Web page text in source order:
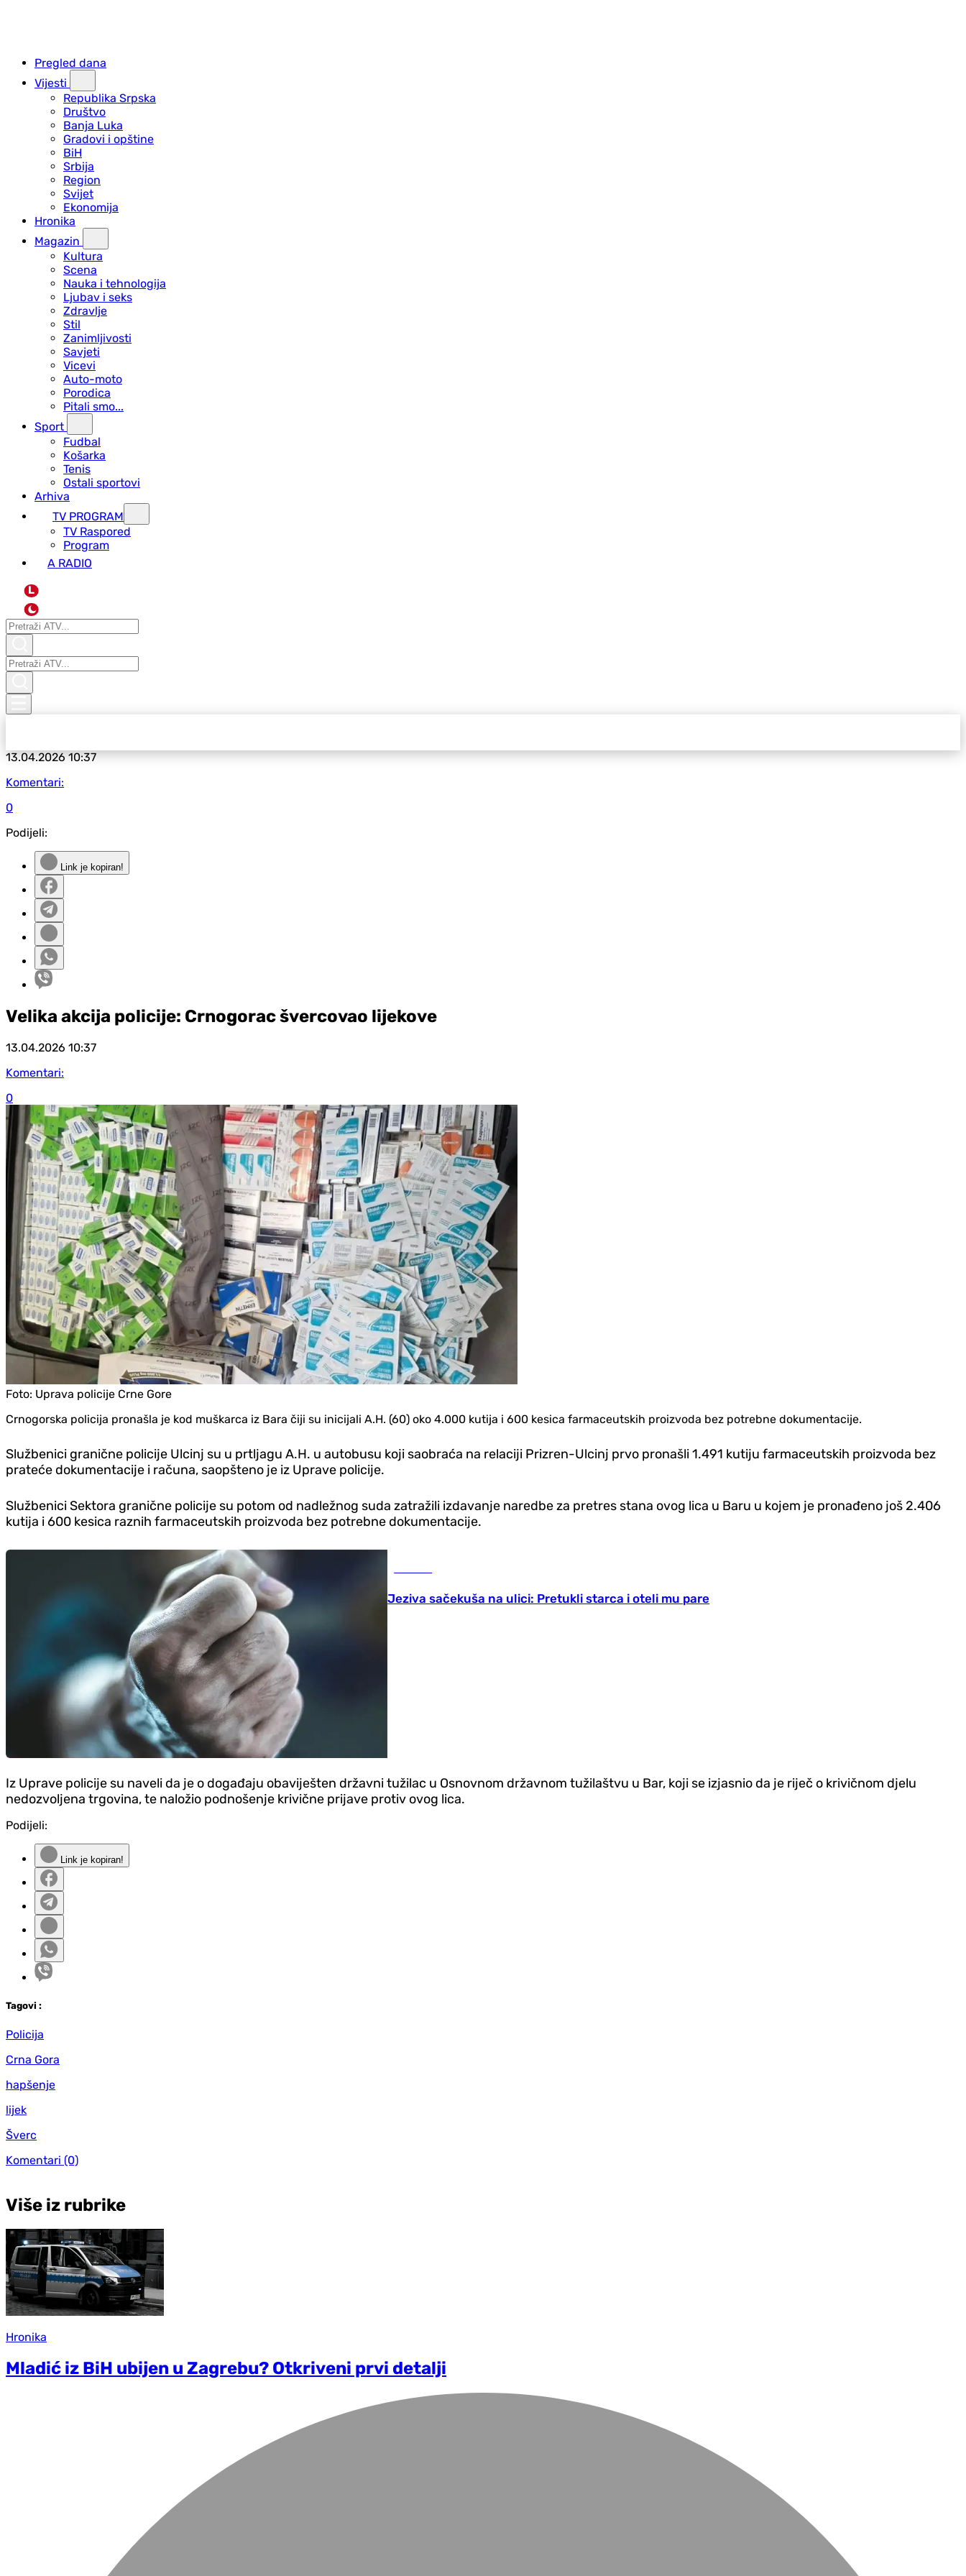
Pregled dana
Vijesti
Republika Srpska
Društvo
Banja Luka
Gradovi i opštine
BiH
Srbija
Region
Svijet
Ekonomija
Hronika
Magazin
Kultura
Scena
Nauka i tehnologija
Ljubav i seks
Zdravlje
Stil
Zanimljivosti
Savjeti
Vicevi
Auto-moto
Porodica
Pitali smo...
Sport
Fudbal
Košarka
Tenis
Ostali sportovi
Arhiva
TV PROGRAM
ТV Raspored
Program
A RADIO
L
13.04.202610:37
Komentari:
0
Podijeli:
Link je kopiran!
Velika akcija policije: Crnogorac švercovao lijekove
13.04.2026 10:37
Komentari:
0
Foto: Uprava policije Crne Gore
Crnogorska policija pronašla je kod muškarca iz Bara čiji su inicijali A.H. (60) oko 4.000 kutija i 600 kesica farmaceutskih proizvoda bez potrebne dokumentacije.
Službenici granične policije Ulcinj su u prtljagu A.H. u autobusu koji saobraća na relaciji Prizren-Ulcinj prvo pronašli 1.491 kutiju farmaceutskih proizvoda bez
prateće dokumentacije i računa, saopšteno je iz Uprave policije.
Službenici Sektora granične policije su potom od nadležnog suda zatražili izdavanje naredbe za pretres stana ovog lica u Baru u kojem je pronađeno još 2.406
kutija i 600 kesica raznih farmaceutskih proizvoda bez potrebne dokumentacije.
Jeziva sačekuša na ulici: Pretukli starca i oteli mu pare
Iz Uprave policije su naveli da je o događaju obaviješten državni tužilac u Osnovnom državnom tužilaštvu u Bar, koji se izjasnio da je riječ o krivičnom djelu
nedozvoljena trgovina, te naložio podnošenje krivične prijave protiv ovog lica.
Podijeli:
Link je kopiran!
Tagovi :
Policija
Crna Gora
hapšenje
lijek
Šverc
Komentari (0)
Više iz rubrike
Hronika
Mladić iz BiH ubijen u Zagrebu? Otkriveni prvi detalji